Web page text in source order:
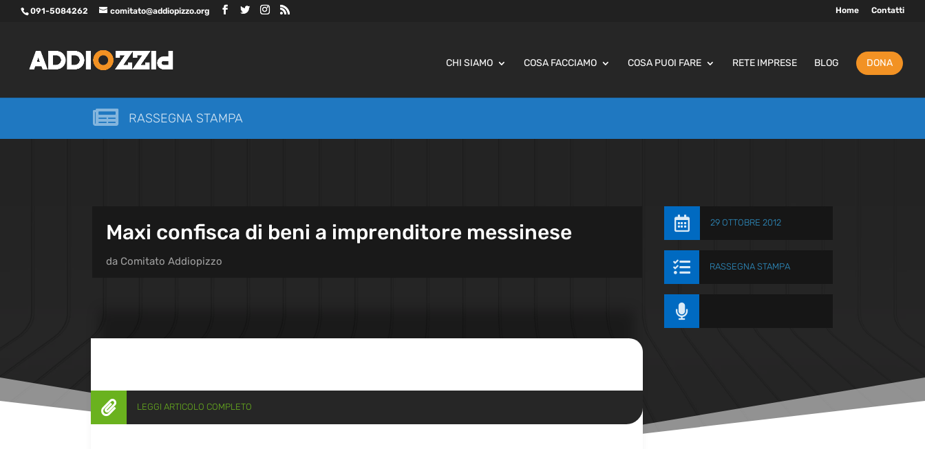
091-5084262 comitato@addiopizzo.org Home Contatti
CHI SIAMO COSA FACCIAMO COSA PUOI FARE RETE IMPRESE BLOG DONA
 RASSEGNA STAMPA
Maxi confisca di beni a imprenditore messinese
da Comitato Addiopizzo
 29 OTTOBRE 2012
 RASSEGNA STAMPA

 LEGGI ARTICOLO COMPLETO